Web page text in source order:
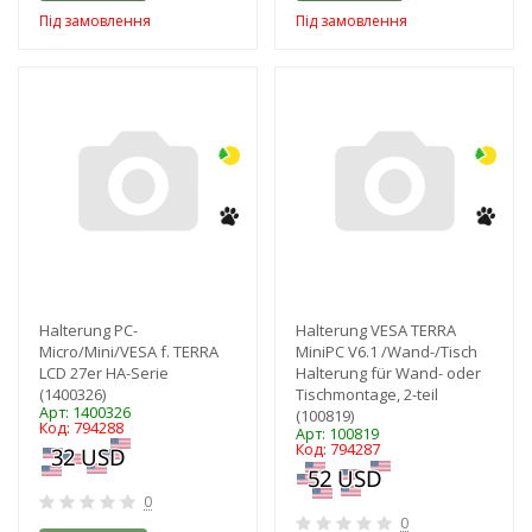
Під замовлення Під замовлення
Halterung PC-
Micro/Mini/VESA f. TERRA
LCD 27er HA-Serie
(1400326)
Арт: 1400326
Код: 794288
0
Halterung VESA TERRA
MiniPC V6.1 /Wand-/Tisch
Halterung für Wand- oder
Tischmontage, 2-teil
(100819)
Арт: 100819
Код: 794287
0